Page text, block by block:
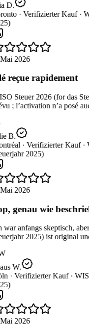
D.
· Verifizierter Kauf ·
2026
reçue rapidement
Steuer 2026 (for das
; l’activation n’a posé
B.
· Verifizierter Kauf ·
2025)
2026
genau wie
war anfangs skeptisch,
2025) ist original
W.
· Verifizierter Kauf ·
2026